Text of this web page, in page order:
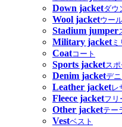
Down jacketダウ
Wool jacketウー
Stadium jumper
Military jacketミ
Coatコート
Sports jacketスポ
Denim jacketデ
Leather jacketレ
Fleece jacketフリ
Other jacketテー
Vestベスト